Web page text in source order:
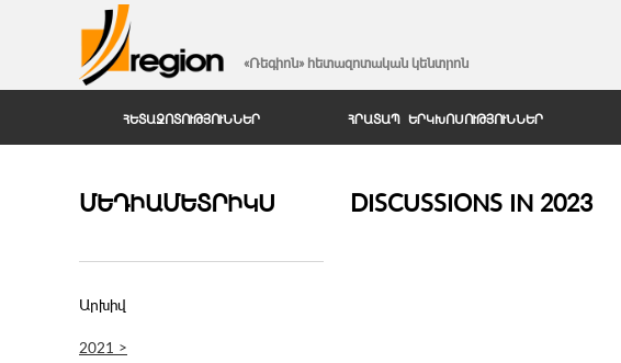
«Ռեգիոն» հետազոտական կենտրոն
ՀԵՏԱԶՈՏՈՒԹՅՈՒՆՆԵՐ ՀՐԱՏԱՊ ԵՐԿԽՈՍՈՒԹՅՈՒՆՆԵՐ
ՄԵԴԻԱՄԵՏՐԻԿՍ
Արխիվ
2021 >
DISCUSSIONS IN 2023